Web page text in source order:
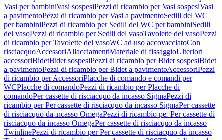
Vasi per bambiniVasi sospesiPezzi di ricambio per Vasi sospesiVasi
a pavimentoPezzi di ricambio per Vasi a pavimentoSedili del WC
per bambiniPezzi di ricambio per Sedili del WC per bambiniSedili
del vasoPezzi di ricambio per Sedili del vasoTavolette del vasoPezzi
di ricambio per Tavolette del vasoWC ad uso accovacciatoCon
risciacquoAccessoriAllacciamentiMateriale di fissaggioUlteriori
accessoriBidetBidet sospesiPezzi di ricambio per Bidet sospesiBidet
a pavimentoPezzi di ricambio per Bidet a pavimentoAccessoriPezzi
di ricambio per AccessoriPlacche di comando e comandi per
WCPlacche di comandoPezzi di ricambio per Placche di
comandoPer cassette di risciacquo da incasso SigmaPezzi di
ricambio per Per cassette di risciacquo da incasso SigmaPer cassette
di risciacquo da incasso OmegaPezzi di ricambio per Per cassette di
risciacquo da incasso OmegaPer cassette di risciacquo da incasso
TwinlinePezzi di ricambio per Per cassette di risciacquo da incasso